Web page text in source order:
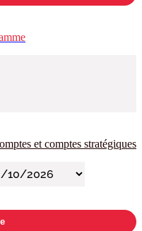
et comptes stratégiques